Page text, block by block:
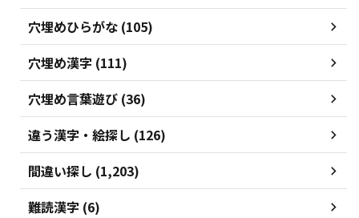
穴埋めひらがな (105)
穴埋め漢字 (111)
穴埋め言葉遊び (36)
違う漢字・絵探し (126)
間違い探し (1,203)
難読漢字 (6)